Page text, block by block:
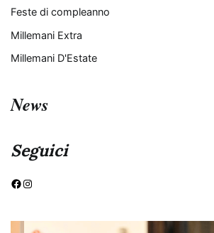
Feste di compleanno
Millemani Extra
Millemani D'Estate
News
Seguici
Facebook